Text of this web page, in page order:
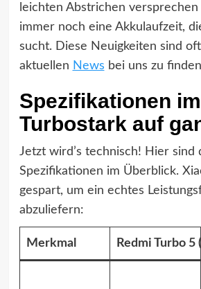
leichten Abstrichen
immer noch eine Akkulaufzeit,
sucht. Diese Neuigkeiten sind
aktuellen News bei uns zu
Spezifikationen
Turbostark auf
Jetzt wird’s technisch! Hier sind
Spezifikationen im Überblick.
gespart, um ein echtes
abzuliefern:
Merkmal Redmi Turbo